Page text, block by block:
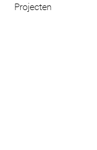
Projecten